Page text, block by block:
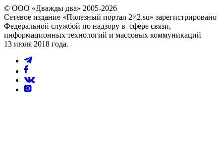
© ООО «Дважды два» 2005-2026
Сетевое издание «Полезный портал 2×2.su» зарегистрировано
Федеральной службой по надзору в сфере связи,
информационных технологий и массовых коммуникаций
13 июля 2018 года.